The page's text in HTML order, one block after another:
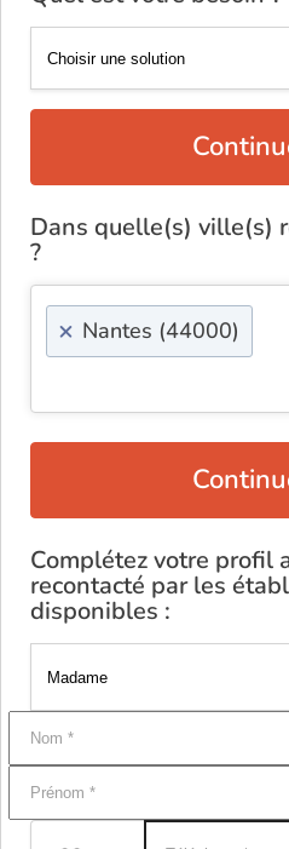
Dans quelle(s) ville(s)
?
× Nantes (44000)
Complétez votre profil
recontacté par les
disponibles :